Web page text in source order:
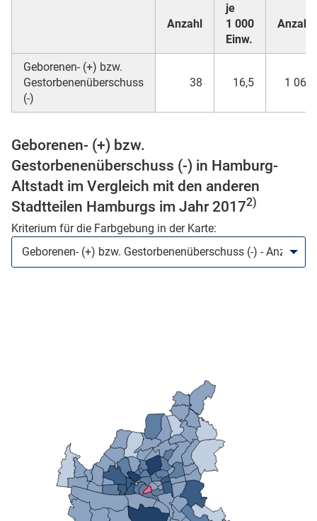
Anzahl
je
1 000
Einw.
Anzahl
Geborenen- (+) bzw.
Gestorbenenüberschuss
(-)
38 16,5 1 061
Geborenen- (+) bzw.
Gestorbenenüberschuss (-) in Hamburg-
Altstadt im Vergleich mit den anderen
Stadtteilen Hamburgs im Jahr 20172)
Kriterium für die Farbgebung in der Karte: